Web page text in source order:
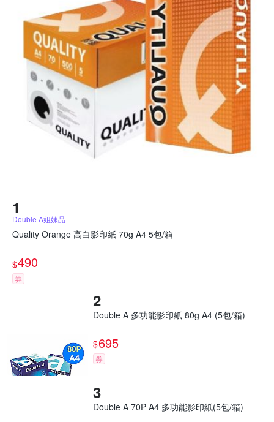
Double A姐妹品
Quality Orange 高白影印紙 70g A4 5包/箱
$490
券
Double A 多功能影印紙 80g A4 (5包/箱)
$695
券
Double A 70P A4 多功能影印紙(5包/箱)